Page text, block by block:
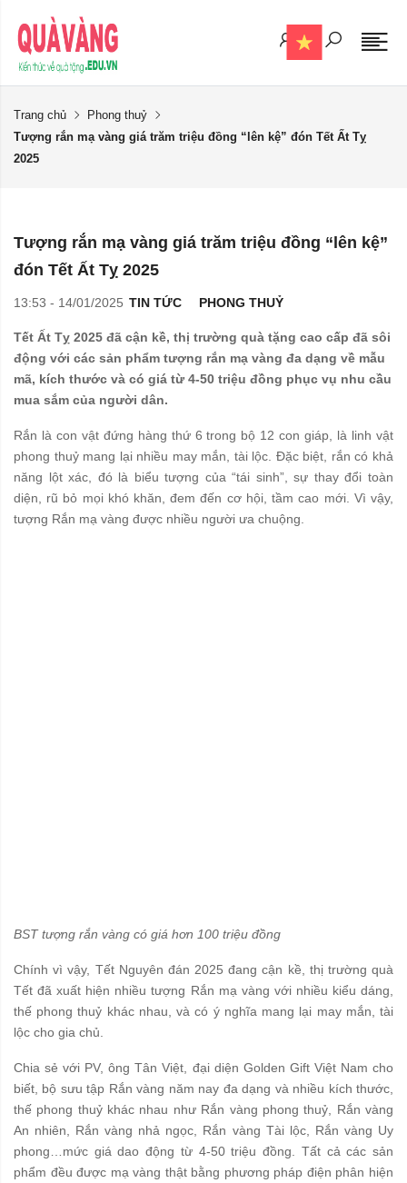
Trang chủ
Phong thuỷ
Tượng rắn mạ vàng giá trăm triệu đồng “lên kệ” đón Tết Ất Tỵ
2025
Tượng rắn mạ vàng giá trăm triệu đồng “lên kệ”
đón Tết Ất Tỵ 2025
13:53 - 14/01/2025 TIN TỨC PHONG THUỶ
Tết Ất Tỵ 2025 đã cận kề, thị trường quà tặng cao cấp đã sôi
động với các sản phẩm tượng rắn mạ vàng đa dạng về mẫu
mã, kích thước và có giá từ 4-50 triệu đồng phục vụ nhu cầu
mua sắm của người dân.
Rắn là con vật đứng hàng thứ 6 trong bộ 12 con giáp, là linh vật
phong thuỷ mang lại nhiều may mắn, tài lộc. Đặc biệt, rắn có khả
năng lột xác, đó là biểu tượng của “tái sinh”, sự thay đổi toàn
diện, rũ bỏ mọi khó khăn, đem đến cơ hội, tầm cao mới. Vì vậy,
tượng Rắn mạ vàng được nhiều người ưa chuộng.
BST tượng rắn vàng có giá hơn 100 triệu đồng
Chính vì vậy, Tết Nguyên đán 2025 đang cận kề, thị trường quà
Tết đã xuất hiện nhiều tượng Rắn mạ vàng với nhiều kiểu dáng,
thế phong thuỷ khác nhau, và có ý nghĩa mang lại may mắn, tài
lộc cho gia chủ.
Chia sẻ với PV, ông Tân Việt, đại diện Golden Gift Việt Nam cho
biết, bộ sưu tập Rắn vàng năm nay đa dạng và nhiều kích thước,
thế phong thuỷ khác nhau như Rắn vàng phong thuỷ, Rắn vàng
An nhiên, Rắn vàng nhả ngọc, Rắn vàng Tài lộc, Rắn vàng Uy
phong…mức giá dao động từ 4-50 triệu đồng. Tất cả các sản
phẩm đều được mạ vàng thật bằng phương pháp điện phân hiện